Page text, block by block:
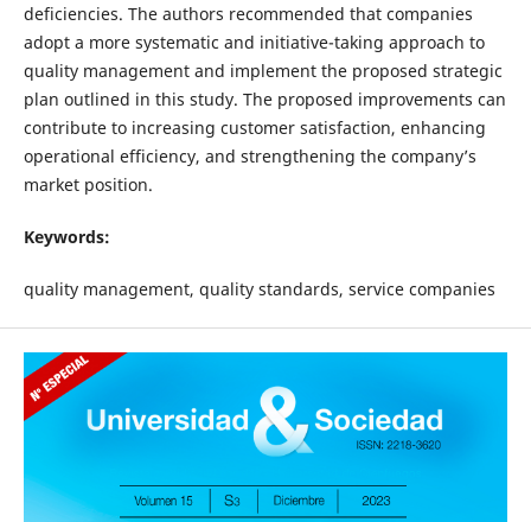
deficiencies. The authors recommended that companies
adopt a more systematic and initiative-taking approach to
quality management and implement the proposed strategic
plan outlined in this study. The proposed improvements can
contribute to increasing customer satisfaction, enhancing
operational efficiency, and strengthening the company’s
market position.
Keywords:
quality management, quality standards, service companies